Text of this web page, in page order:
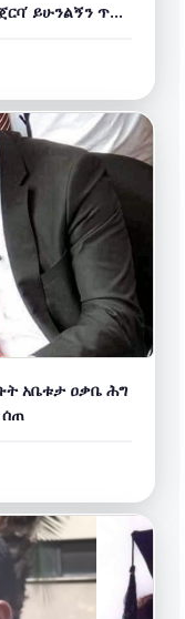
ይሁንልኝን ጥያቄ
አቤቱታ ዐቃቤ ሕግ